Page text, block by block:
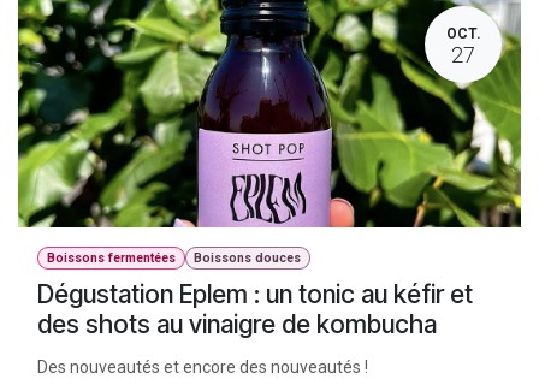
OCT.
27
Boissons fermentées Boissons douces
Dégustation Eplem : un tonic au kéfir et
des shots au vinaigre de kombucha
Des nouveautés et encore des nouveautés !